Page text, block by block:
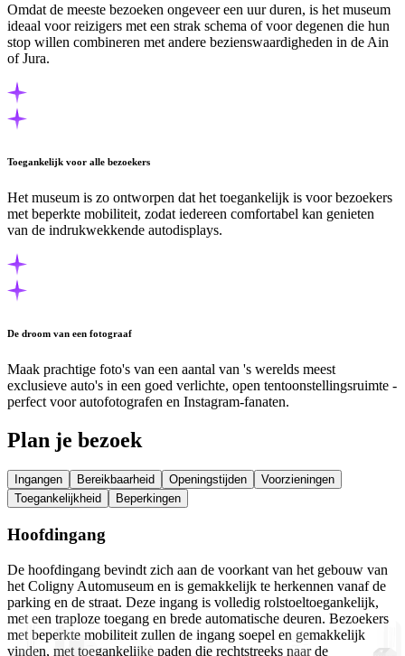
Omdat de meeste bezoeken ongeveer een uur duren, is het museum
ideaal voor reizigers met een strak schema of voor degenen die hun
stop willen combineren met andere bezienswaardigheden in de Ain
of Jura.
Toegankelijk voor alle bezoekers
Het museum is zo ontworpen dat het toegankelijk is voor bezoekers
met beperkte mobiliteit, zodat iedereen comfortabel kan genieten
van de indrukwekkende autodisplays.
De droom van een fotograaf
Maak prachtige foto's van een aantal van 's werelds meest
exclusieve auto's in een goed verlichte, open tentoonstellingsruimte -
perfect voor autofotografen en Instagram-fanaten.
Plan je bezoek
Ingangen Bereikbaarheid Openingstijden
Voorzieningen
Toegankelijkheid
Beperkingen
Hoofdingang
De hoofdingang bevindt zich aan de voorkant van het gebouw van
het Coligny Automuseum en is gemakkelijk te herkennen vanaf de
parking en de straat. Deze ingang is volledig rolstoeltoegankelijk,
met een traploze toegang en brede automatische deuren. Bezoekers
met beperkte mobiliteit zullen de ingang soepel en gemakkelijk
vinden, met toegankelijke paden die rechtstreeks naar de